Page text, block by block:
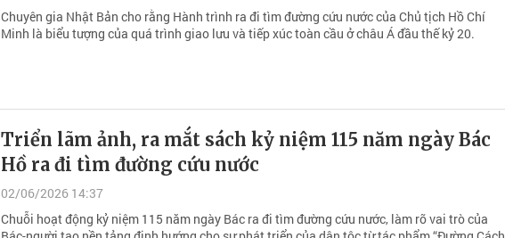
Chuyên gia Nhật Bản cho rằng Hành trình ra đi tìm đường cứu nước của Chủ tịch Hồ Chí
Minh là biểu tượng của quá trình giao lưu và tiếp xúc toàn cầu ở châu Á đầu thế kỷ 20.
Triển lãm ảnh, ra mắt sách kỷ niệm 115 năm ngày Bác
Hồ ra đi tìm đường cứu nước
02/06/2026 14:37
Chuỗi hoạt động kỷ niệm 115 năm ngày Bác ra đi tìm đường cứu nước, làm rõ vai trò của